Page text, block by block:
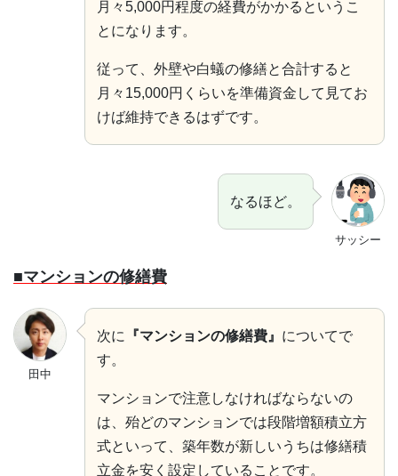
月々5,000円程度の経費がかかるというこ
とになります。
従って、外壁や白蟻の修繕と合計すると
月々15,000円くらいを準備資金して見てお
けば維持できるはずです。
サッシー
なるほど。
■マンションの修繕費
田中
次に 『マンションの修繕費』 についてで
す。
マンションで注意しなければならないの
は、殆どのマンションでは段階増額積立方
式といって、築年数が新しいうちは修繕積
立金を安く設定していることです。